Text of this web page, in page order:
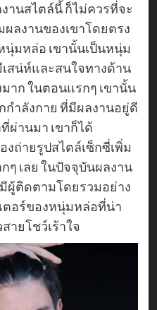
านสไตล์นี้ ก็ไม่ควรที่จะ
ลงานของเขาโดยตรง
มหล่อ เขานั้นเป็นหนุ่ม
สน่ห์และสนใจทางด้าน
มาก ในตอนแรกๆ เขานั้น
ำลังกาย ที่มีผลงานอยู่ดี
ผ่านมา เขาก็ได้
งถ่ายรูปสไตล์เซ็กซี่เพิ่ม
ๆ เลย ในปัจจุบันผลงาน
ผู้ติดตามโดยรวมอย่าง
ตอร์ของหนุ่มหล่อที่น่า
ายโชว์เร้าใจ